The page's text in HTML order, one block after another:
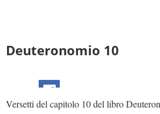
Deuteronomio 10
Versetti del capitolo 10 del libro